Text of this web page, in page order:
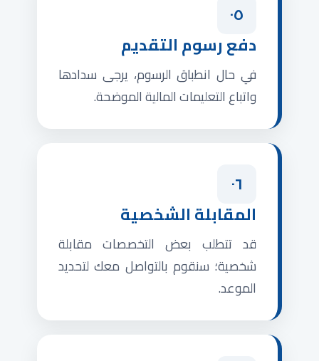
٠٥
دفع رسوم التقديم
في حال انطباق الرسوم، يرجى سدادها
واتباع التعليمات المالية الموضحة.
٠٦
المقابلة الشخصية
قد تتطلب بعض التخصصات مقابلة
شخصية؛ سنقوم بالتواصل معك لتحديد
الموعد.